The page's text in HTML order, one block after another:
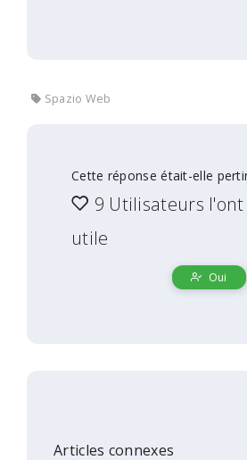
Spazio Web
Cette réponse était-elle
9 Utilisateurs
utile
Oui
Articles connexes